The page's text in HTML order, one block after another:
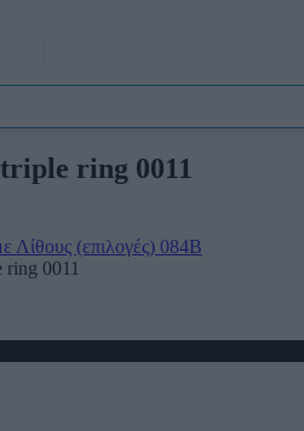
ring 0011
Λίθους (επιλογές) 084B
ring 0011